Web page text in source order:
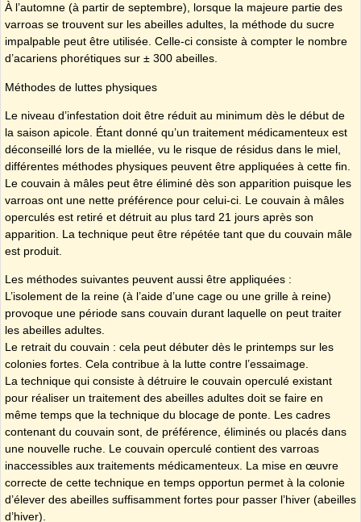
À l’automne (à partir de septembre), lorsque la majeure partie des
varroas se trouvent sur les abeilles adultes, la méthode du sucre
impalpable peut être utilisée. Celle-ci consiste à compter le nombre
d’acariens phorétiques sur ± 300 abeilles.
Méthodes de luttes physiques
Le niveau d’infestation doit être réduit au minimum dès le début de
la saison apicole. Étant donné qu’un traitement médicamenteux est
déconseillé lors de la miellée, vu le risque de résidus dans le miel,
différentes méthodes physiques peuvent être appliquées à cette fin.
Le couvain à mâles peut être éliminé dès son apparition puisque les
varroas ont une nette préférence pour celui-ci. Le couvain à mâles
operculés est retiré et détruit au plus tard 21 jours après son
apparition. La technique peut être répétée tant que du couvain mâle
est produit.
Les méthodes suivantes peuvent aussi être appliquées :
L’isolement de la reine (à l’aide d’une cage ou une grille à reine)
provoque une période sans couvain durant laquelle on peut traiter
les abeilles adultes.
Le retrait du couvain : cela peut débuter dès le printemps sur les
colonies fortes. Cela contribue à la lutte contre l’essaimage.
La technique qui consiste à détruire le couvain operculé existant
pour réaliser un traitement des abeilles adultes doit se faire en
même temps que la technique du blocage de ponte. Les cadres
contenant du couvain sont, de préférence, éliminés ou placés dans
une nouvelle ruche. Le couvain operculé contient des varroas
inaccessibles aux traitements médicamenteux. La mise en œuvre
correcte de cette technique en temps opportun permet à la colonie
d’élever des abeilles suffisamment fortes pour passer l’hiver (abeilles
d’hiver).